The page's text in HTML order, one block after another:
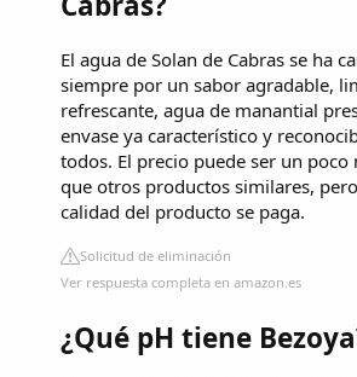
El agua de Solan de Cabras se ha
siempre por un sabor agradable,
refrescante, agua de manantial
envase ya característico y
todos. El precio puede ser un poco
que otros productos similares,
calidad del producto se paga.
Solicitud de eliminación
Ver respuesta completa en amazon.es
¿Qué pH tiene